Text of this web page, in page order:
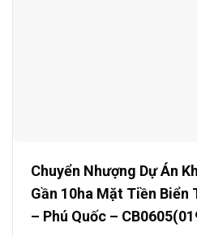
Chuyển Nhượng Dự Án
Gần 10ha Mặt Tiền Biển
– Phú Quốc –